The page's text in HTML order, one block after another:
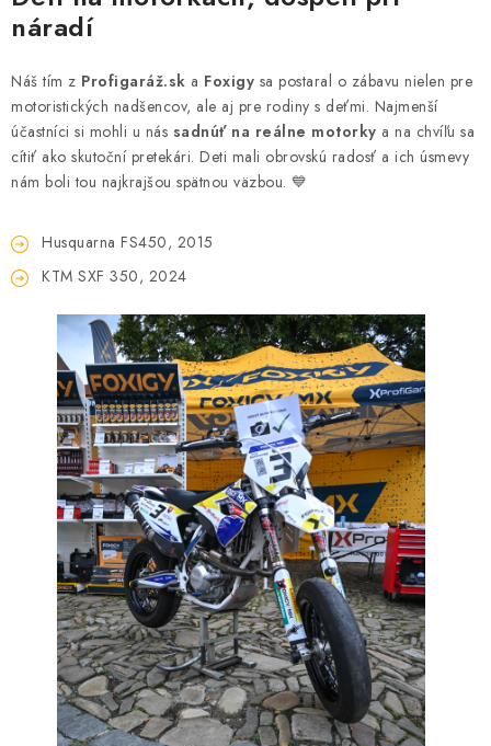
náradí
Náš tím z Profigaráž.sk a Foxigy sa postaral o zábavu nielen pre
motoristických nadšencov, ale aj pre rodiny s deťmi. Najmenší
účastníci si mohli u nás sadnúť na reálne motorky a na chvíľu sa
cítiť ako skutoční pretekári. Deti mali obrovskú radosť a ich úsmevy
nám boli tou najkrajšou spätnou väzbou. 💙
Husquarna FS450, 2015
KTM SXF 350, 2024